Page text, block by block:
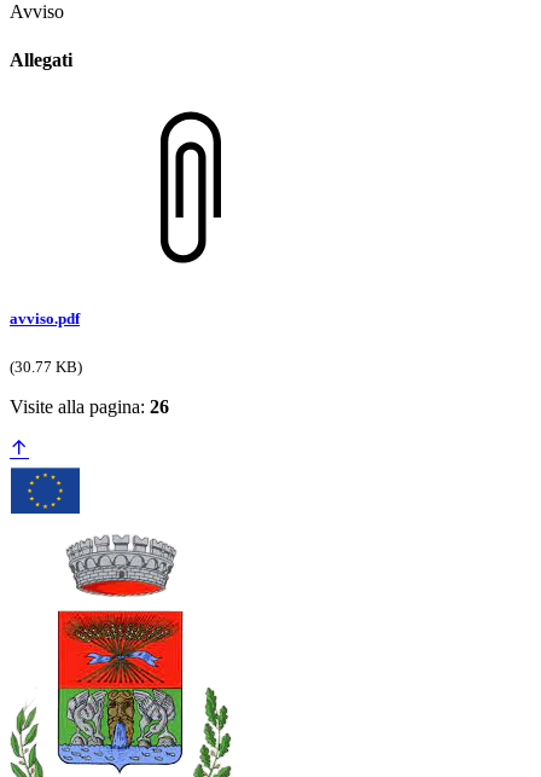
Avviso
Allegati
avviso.pdf
(30.77 KB)
Visite alla pagina: 26